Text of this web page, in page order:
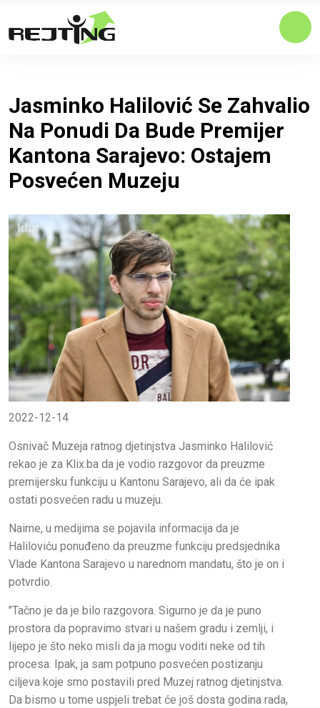
Jasminko Halilović Se Zahvalio
Na Ponudi Da Bude Premijer
Kantona Sarajevo: Ostajem
Posvećen Muzeju
2022-12-14
Osnivač Muzeja ratnog djetinjstva Jasminko Halilović
rekao je za Klix.ba da je vodio razgovor da preuzme
premijersku funkciju u Kantonu Sarajevo, ali da će ipak
ostati posvećen radu u muzeju.
Naime, u medijima se pojavila informacija da je
Haliloviću ponuđeno da preuzme funkciju predsjednika
Vlade Kantona Sarajevo u narednom mandatu, što je on i
potvrdio.
"Tačno je da je bilo razgovora. Sigurno je da je puno
prostora da popravimo stvari u našem gradu i zemlji, i
lijepo je što neko misli da ja mogu voditi neke od tih
procesa. Ipak, ja sam potpuno posvećen postizanju
ciljeva koje smo postavili pred Muzej ratnog djetinjstva.
Da bismo u tome uspjeli trebat će još dosta godina rada,